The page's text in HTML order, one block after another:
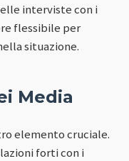
interviste con i
flessibile per
situazione.
Media
elemento cruciale.
forti con i